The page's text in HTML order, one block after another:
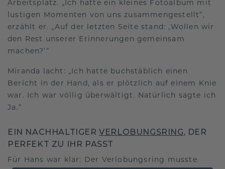
Arbeitsplatz. „Ich hatte ein kleines Fotoalbum mit
lustigen Momenten von uns zusammengestellt“,
erzählt er. „Auf der letzten Seite stand: ‚Wollen wir
den Rest unserer Erinnerungen gemeinsam
machen?‘“
Miranda lacht: „Ich hatte buchstäblich einen
Bericht in der Hand, als er plötzlich auf einem Knie
war. Ich war völlig überwältigt. Natürlich sagte ich
Ja.“
EIN NACHHALTIGERVERLOBUNGSRING, DER
PERFEKT ZU IHR PASST
Für Hans war klar: Der Verlobungsring musste